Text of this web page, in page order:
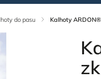
do pasu / Kalhoty